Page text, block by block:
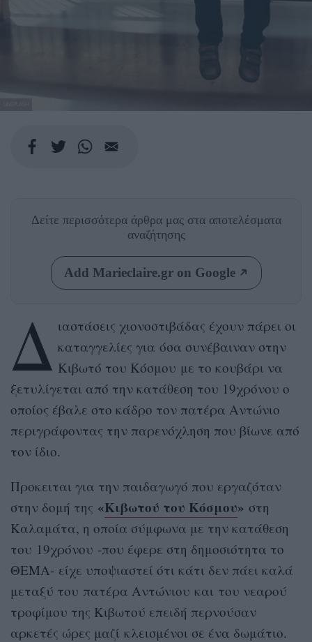
Δείτε περισσότερα άρθρα μας στα αποτελέσματα
αναζήτησης
Add Marieclaire.gr on Google
Δ ιαστάσεις χιονοστιβάδας έχουν πάρει οι
καταγγελίες για όσα συνέβαιναν στην
Κιβωτό του Κόσμου με το κουβάρι να
ξετυλίγεται από την κατάθεση του 19χρόνου ο
οποίος έβαλε στο κάδρο τον πατέρα Αντώνιο
περιγράφοντας την παρενόχληση που βίωνε από
τον ίδιο.
Προκειται για την παιδαγωγό που εργαζόταν
στην δομή της «Κιβωτού του Κόσμου» στη
Καλαμάτα, η οποία σύμφωνα με την κατάθεση
του 19χρόνου -που έφερε στη δημοσιότητα το
ΘΕΜΑ- είχε υποψιαστεί ότι κάτι δεν πάει καλά
μεταξύ του πατέρα Αντώνιου και του νεαρού
τροφίμου της Κιβωτού επειδή περνούσαν
αρκετές ώρες μαζί κλεισμένοι σε ένα δωμάτιο.